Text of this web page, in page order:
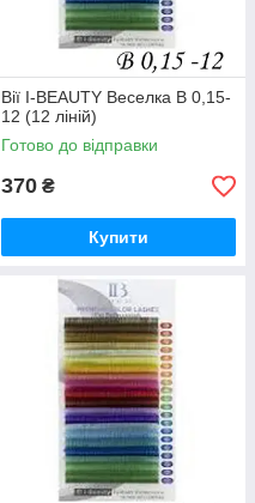
Вії I-BEAUTY Веселка B 0,15-
12 (12 ліній)
Готово до відправки
370 ₴
Купити